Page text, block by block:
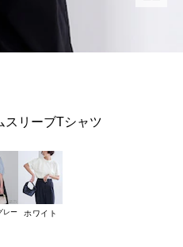
スリーブTシャツ
レー ホワイト